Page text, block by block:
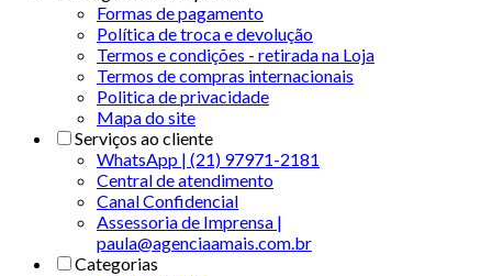
Formas de pagamento
Política de troca e devolução
Termos e condições - retirada na Loja
Termos de compras internacionais
Politica de privacidade
Mapa do site
Serviços ao cliente
WhatsApp | (21) 97971-2181
Central de atendimento
Canal Confidencial
Assessoria de Imprensa |
paula@agenciaamais.com.br
Categorias